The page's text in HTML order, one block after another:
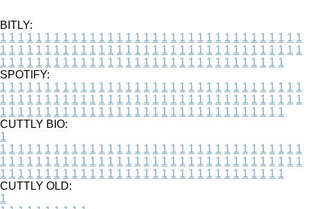
BITLY:
1 1 1 1 1 1 1 1 1 1 1 1 1 1 1 1 1 1 1 1 1 1 1 1 1 1 1 1 1 1 1 1 1 1
1 1 1 1 1 1 1 1 1 1 1 1 1 1 1 1 1 1 1 1 1 1 1 1 1 1 1 1 1 1 1 1 1 1
1 1 1 1 1 1 1 1 1 1 1 1 1 1 1 1 1 1 1 1 1 1 1 1 1 1 1 1 1 1 1 1
SPOTIFY:
1 1 1 1 1 1 1 1 1 1 1 1 1 1 1 1 1 1 1 1 1 1 1 1 1 1 1 1 1 1 1 1 1 1
1 1 1 1 1 1 1 1 1 1 1 1 1 1 1 1 1 1 1 1 1 1 1 1 1 1 1 1 1 1 1 1 1 1
1 1 1 1 1 1 1 1 1 1 1 1 1 1 1 1 1 1 1 1 1 1 1 1 1 1 1 1 1 1 1 1
CUTTLY BIO:
1
1 1 1 1 1 1 1 1 1 1 1 1 1 1 1 1 1 1 1 1 1 1 1 1 1 1 1 1 1 1 1 1 1 1
1 1 1 1 1 1 1 1 1 1 1 1 1 1 1 1 1 1 1 1 1 1 1 1 1 1 1 1 1 1 1 1 1 1
1 1 1 1 1 1 1 1 1 1 1 1 1 1 1 1 1 1 1 1 1 1 1 1 1 1 1 1 1 1 1 1
CUTTLY OLD:
1